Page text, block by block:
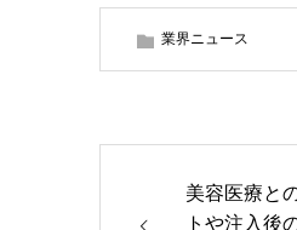
業界ニュース
美容医療と
トや注入後